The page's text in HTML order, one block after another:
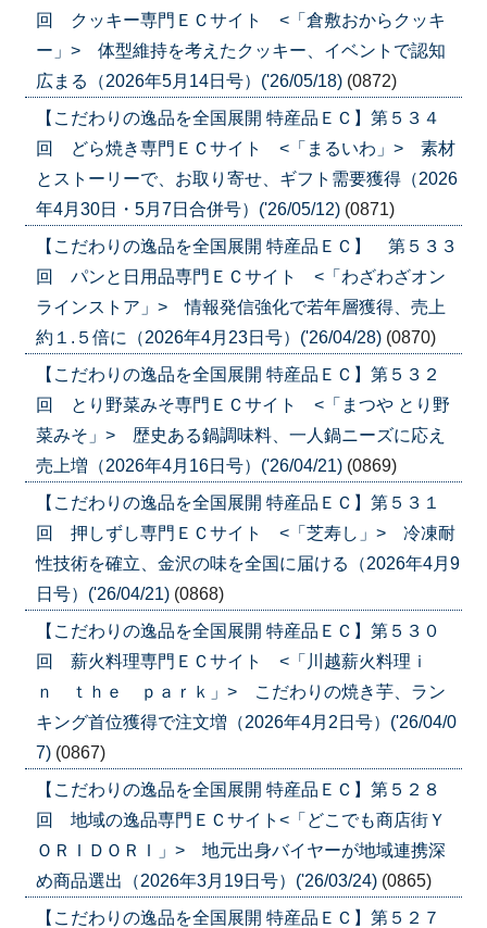
回 クッキー専門ＥＣサイト <「倉敷おからクッキ
ー」> 体型維持を考えたクッキー、イベントで認知
広まる（2026年5月14日号）('26/05/18) (0872)
【こだわりの逸品を全国展開 特産品ＥＣ】第５３４
回 どら焼き専門ＥＣサイト <「まるいわ」> 素材
とストーリーで、お取り寄せ、ギフト需要獲得（2026
年4月30日・5月7日合併号）('26/05/12) (0871)
【こだわりの逸品を全国展開 特産品ＥＣ】 第５３３
回 パンと日用品専門ＥＣサイト <「わざわざオン
ラインストア」> 情報発信強化で若年層獲得、売上
約１.５倍に（2026年4月23日号）('26/04/28) (0870)
【こだわりの逸品を全国展開 特産品ＥＣ】第５３２
回 とり野菜みそ専門ＥＣサイト <「まつや とり野
菜みそ」> 歴史ある鍋調味料、一人鍋ニーズに応え
売上増（2026年4月16日号）('26/04/21) (0869)
【こだわりの逸品を全国展開 特産品ＥＣ】第５３１
回 押しずし専門ＥＣサイト <「芝寿し」> 冷凍耐
性技術を確立、金沢の味を全国に届ける（2026年4月9
日号）('26/04/21) (0868)
【こだわりの逸品を全国展開 特産品ＥＣ】第５３０
回 薪火料理専門ＥＣサイト <「川越薪火料理ｉ
ｎ ｔｈｅ ｐａｒｋ」> こだわりの焼き芋、ラン
キング首位獲得で注文増（2026年4月2日号）('26/04/0
7) (0867)
【こだわりの逸品を全国展開 特産品ＥＣ】第５２８
回 地域の逸品専門ＥＣサイト<「どこでも商店街Ｙ
ＯＲＩＤＯＲＩ」> 地元出身バイヤーが地域連携深
め商品選出（2026年3月19日号）('26/03/24) (0865)
【こだわりの逸品を全国展開 特産品ＥＣ】第５２７